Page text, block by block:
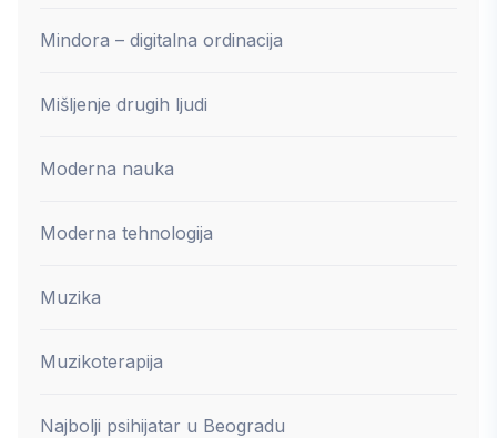
Mindora – digitalna ordinacija
Mišljenje drugih ljudi
Moderna nauka
Moderna tehnologija
Muzika
Muzikoterapija
Najbolji psihijatar u Beogradu